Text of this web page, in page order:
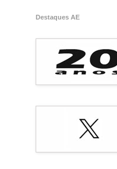
Destaques AE